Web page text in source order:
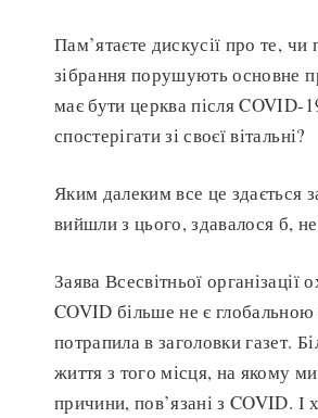
Пам’ятаєте дискусії про те,
зібрання порушують основне
має бути церква після COVID-
спостерігати зі своєї вітальні?
Яким далеким все це здається
вийшли з цього, здавалося б,
Заява Всесвітньої
COVID більше не є
потрапила в заголовки газет.
життя з того місця, на якому
причини, пов’язані з COVID. І